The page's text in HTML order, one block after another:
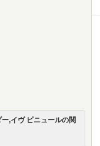
,イヴ ピニュールの関